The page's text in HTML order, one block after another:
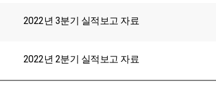
2022년 3분기 실적보고 자료
2022년 2분기 실적보고 자료